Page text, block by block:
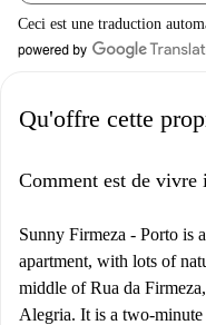
Ceci est une traduction
Qu'offre cette
Comment est de
Sunny Firmeza - Porto is
apartment, with lots of
middle of Rua da
Alegria. It is a two-